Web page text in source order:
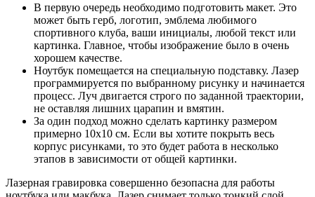
В первую очередь необходимо подготовить макет. Это
может быть герб, логотип, эмблема любимого
спортивного клуба, ваши инициалы, любой текст или
картинка. Главное, чтобы изображение было в очень
хорошем качестве.
Ноутбук помещается на специальную подставку. Лазер
программируется по выбранному рисунку и начинается
процесс. Луч двигается строго по заданной траектории,
не оставляя лишних царапин и вмятин.
За один подход можно сделать картинку размером
примерно 10х10 см. Если вы хотите покрыть весь
корпус рисунками, то это будет работа в несколько
этапов в зависимости от общей картинки.
Лазерная гравировка совершенно безопасна для работы